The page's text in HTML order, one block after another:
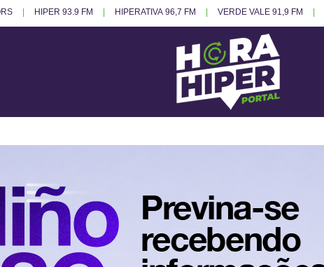
HIPER 93.9 FM HIPERATIVA 96,7 FM VERDE VALE 91,9 FM